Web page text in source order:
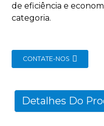
de eficiência e
categoria.
CONTATE-NOS
Detalhes Do